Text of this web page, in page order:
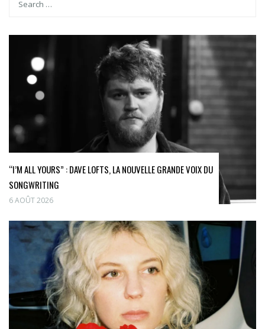
“I’M ALL YOURS” : DAVE LOFTS, LA NOUVELLE GRANDE VOIX DU
SONGWRITING
6 AOÛT 2026